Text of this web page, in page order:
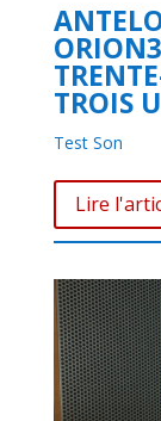
TROIS
Test Son
Lire